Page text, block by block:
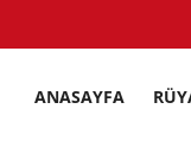
ANASAYFA